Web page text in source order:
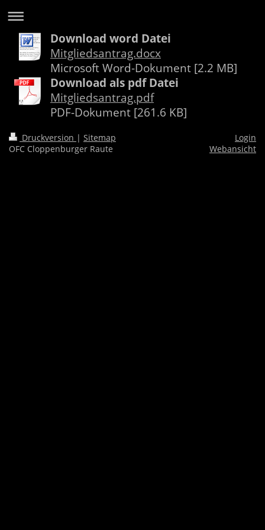
Download word Datei
Mitgliedsantrag.docx
Microsoft Word-Dokument [2.2 MB]
Download als pdf Datei
Mitgliedsantrag.pdf
PDF-Dokument [261.6 KB]
Druckversion | Sitemap
OFC Cloppenburger Raute
Login
Webansicht